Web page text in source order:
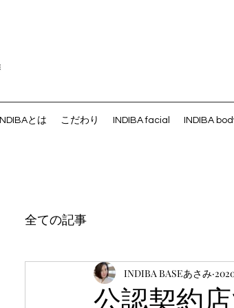
INDIBAとは こだわり INDIBA facial INDIBA
全ての記事
公認契約
INDIBA BASEあさみ